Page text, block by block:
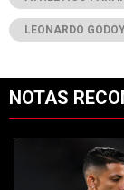
LEONARDO GODOY
NOTAS
Un artículo de